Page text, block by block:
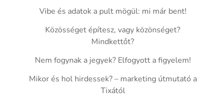
Vibe és adatok a pult mögül: mi már bent!
Közösséget építesz, vagy közönséget?
Mindkettőt?
Nem fogynak a jegyek? Elfogyott a figyelem!
Mikor és hol hirdessek? – marketing útmutató a
Tixától